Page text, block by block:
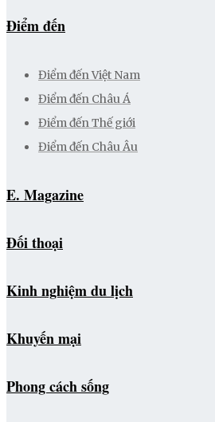
Điểm đến
Điểm đến Việt Nam
Điểm đến Châu Á
Điểm đến Thế giới
Điểm đến Châu Âu
E. Magazine
Đối thoại
Kinh nghiệm du lịch
Khuyến mại
Phong cách sống